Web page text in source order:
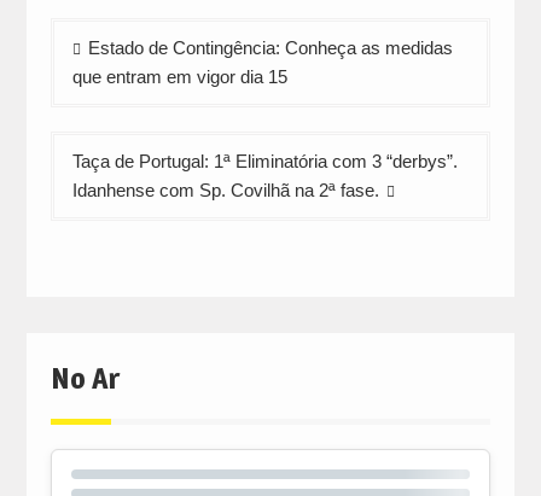
Navegação
de
Estado de Contingência: Conheça as medidas
que entram em vigor dia 15
Taça de Portugal: 1ª Eliminatória com 3 “derbys”.
Idanhense com Sp. Covilhã na 2ª fase.
No Ar